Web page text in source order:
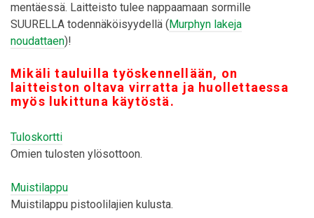
mentäessä. Laitteisto tulee nappaamaan sormille
SUURELLA todennäköisyydellä (Murphyn lakeja
noudattaen)!
Mikäli tauluilla työskennellään, on
laitteiston oltava virratta ja huollettaessa
myös lukittuna käytöstä.
Tuloskortti
Omien tulosten ylösottoon.
Muistilappu
Muistilappu pistoolilajien kulusta.